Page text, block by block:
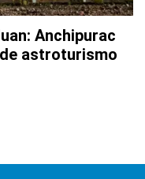
Anchipurac
astroturismo